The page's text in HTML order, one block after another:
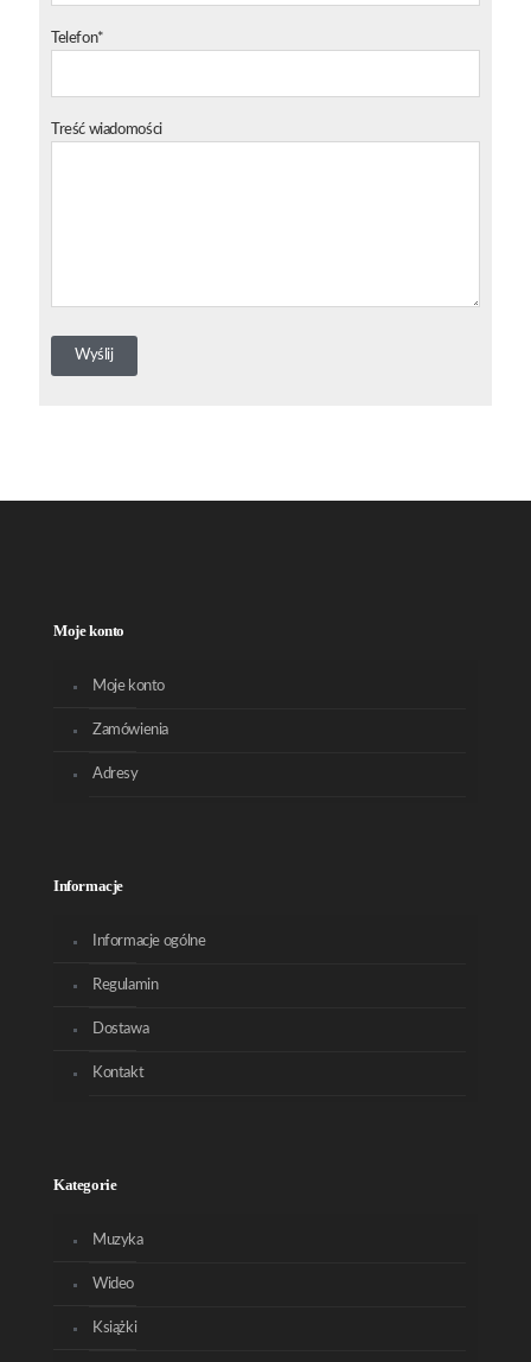
Telefon*
Treść wiadomości
Moje konto
Moje konto
Zamówienia
Adresy
Informacje
Informacje ogólne
Regulamin
Dostawa
Kontakt
Kategorie
Muzyka
Wideo
Książki